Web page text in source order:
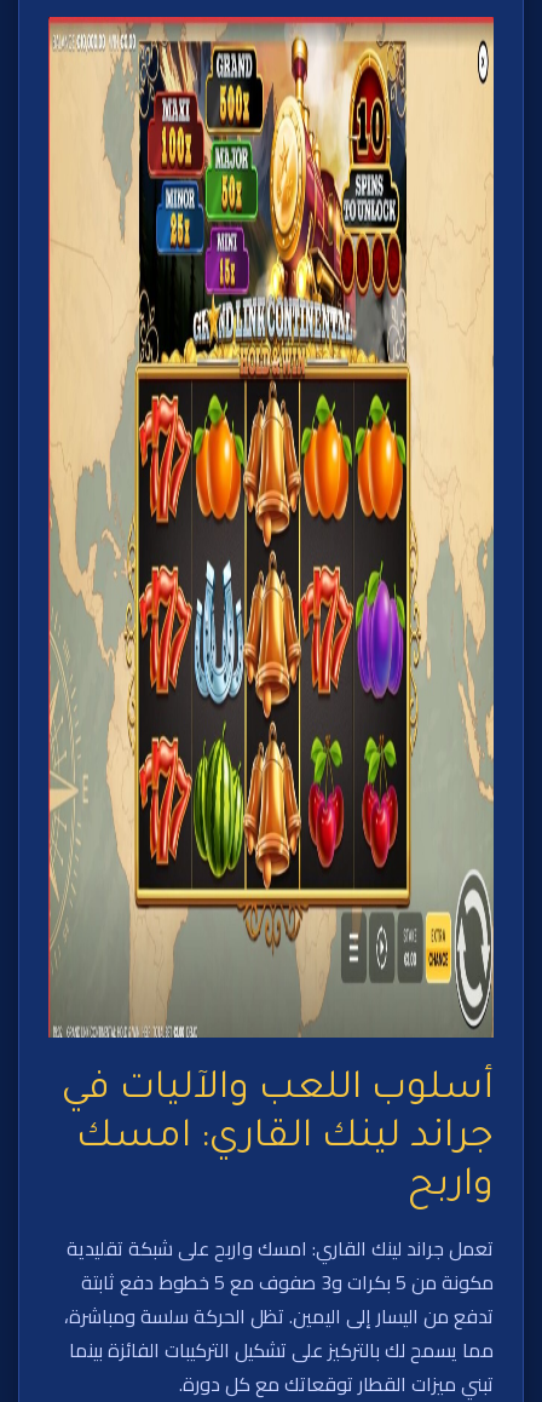
أسلوب اللعب والآليات في
جراند لينك القاري: امسك
واربح
تعمل جراند لينك القاري: امسك واربح على شبكة تقليدية
مكونة من 5 بكرات و3 صفوف مع 5 خطوط دفع ثابتة
تدفع من اليسار إلى اليمين. تظل الحركة سلسة ومباشرة،
مما يسمح لك بالتركيز على تشكيل التركيبات الفائزة بينما
تبني ميزات القطار توقعاتك مع كل دورة.